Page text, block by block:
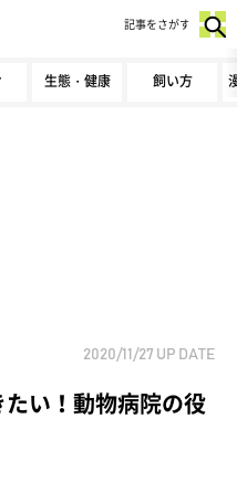
生態・健康 飼い方
記事をさがす
2020/11/27 UP DATE
い！動物病院の役